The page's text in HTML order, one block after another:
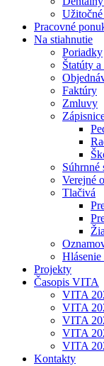
Pracovné
Na stiahnutie
Poriadky
Štatúty
Faktúry
Zmluvy
Súhrnné
Verejné
Tlačivá
Hlásenie
Projekty
Časopis VITA
VITA
VITA
VITA
VITA
VITA
Kontakty